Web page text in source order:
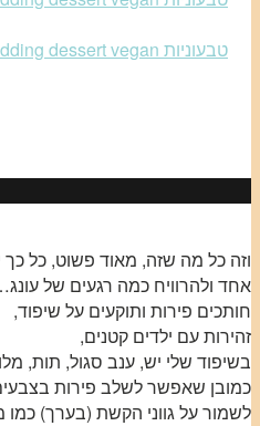
וזה כל מה שזה, מאוד פשוט, כל
אחד ולהרוויח כמה רגעים של
חותכים פירות ותוקעים על שיפוד,
זהירות עם ילדים קטנים,
בשיפוד שלי יש, ענב סגול, תות,
כמובן שאפשר לשלב פירות
לשמור על גווני הקשת (בערך) כמו